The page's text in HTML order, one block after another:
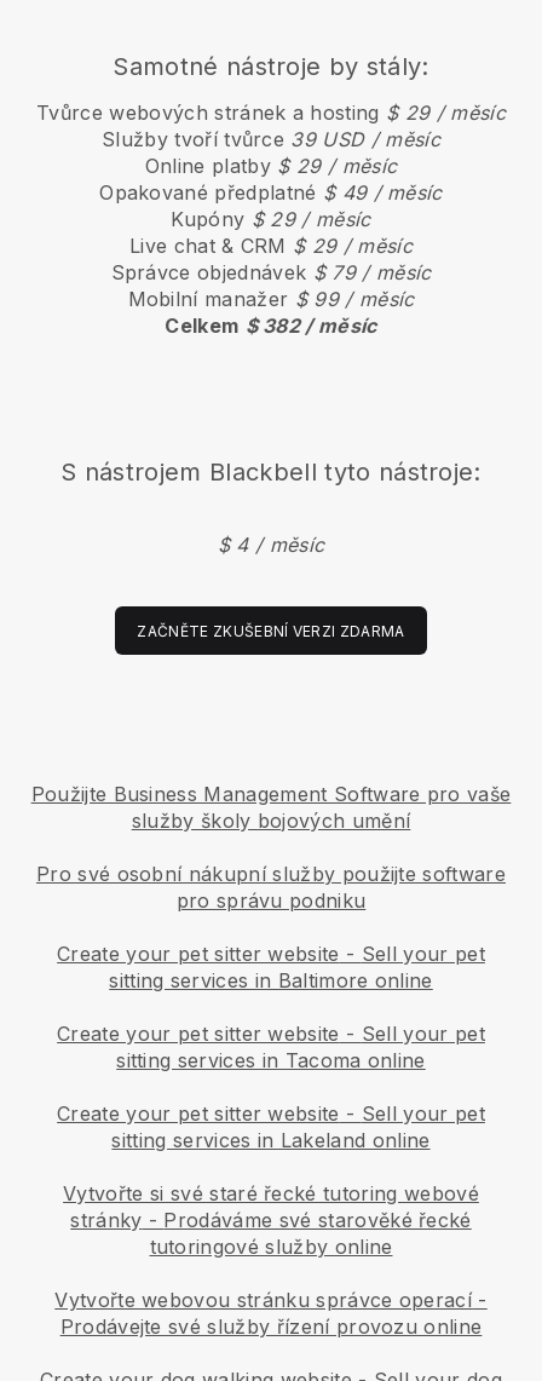
Samotné nástroje by stály:
Tvůrce webových stránek a hosting $ 29 / měsíc
Služby tvoří tvůrce 39 USD / měsíc
Online platby $ 29 / měsíc
Opakované předplatné $ 49 / měsíc
Kupóny $ 29 / měsíc
Live chat & CRM $ 29 / měsíc
Správce objednávek $ 79 / měsíc
Mobilní manažer $ 99 / měsíc
Celkem $ 382 / měsíc
S nástrojem Blackbell tyto nástroje:
$ 4 / měsíc
ZAČNĚTE ZKUŠEBNÍ VERZI ZDARMA
Použijte Business Management Software pro vaše
služby školy bojových umění
Pro své osobní nákupní služby použijte software
pro správu podniku
Create your pet sitter website - Sell your pet
sitting services in Baltimore online
Create your pet sitter website - Sell your pet
sitting services in Tacoma online
Create your pet sitter website - Sell your pet
sitting services in Lakeland online
Vytvořte si své staré řecké tutoring webové
stránky - Prodáváme své starověké řecké
tutoringové služby online
Vytvořte webovou stránku správce operací-
Prodávejte své služby řízení provozu online